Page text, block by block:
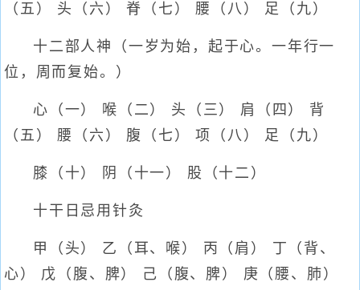
（五） 头（六） 脊（七） 腰（八） 足（九）
十二部人神（一岁为始，起于心。一年行一
位，周而复始。）
心（一） 喉（二） 头（三） 肩（四） 背
（五） 腰（六） 腹（七） 项（八） 足（九）
膝（十） 阴（十一） 股（十二）
十干日忌用针灸
甲（头） 乙（耳、喉） 丙（肩） 丁（背、
心） 戊（腹、脾） 己（腹、脾） 庚（腰、肺）